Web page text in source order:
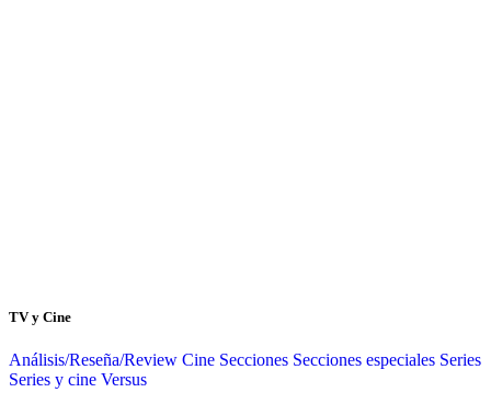
TV y Cine
Análisis/Reseña/Review Cine Secciones Secciones especiales Series
Series y cine Versus